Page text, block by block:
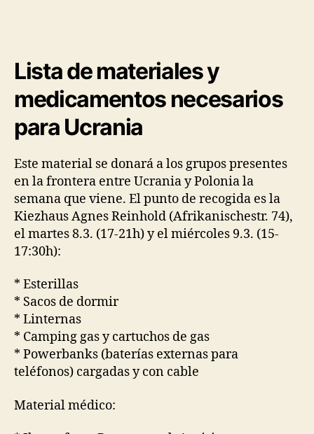
Lista de materiales y
medicamentos necesarios
para Ucrania
Este material se donará a los grupos presentes
en la frontera entre Ucrania y Polonia la
semana que viene. El punto de recogida es la
Kiezhaus Agnes Reinhold (Afrikanischestr. 74),
el martes 8.3. (17-21h) y el miércoles 9.3. (15-
17:30h):
* Esterillas
* Sacos de dormir
* Linternas
* Camping gas y cartuchos de gas
* Powerbanks (baterías externas para
teléfonos) cargadas y con cable
Material médico: